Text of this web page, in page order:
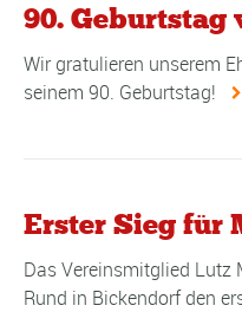
90. Geburtstag
Wir gratulieren unserem
seinem 90. Geburtstag!
Erster Sieg für
Das Vereinsmitglied Lutz
Rund in Bickendorf den